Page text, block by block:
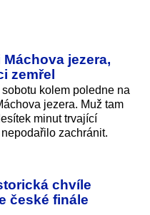
jezera,
zemřel
kolem poledne na
jezera. Muž tam
minut trvající
zachránit.
chvíle
české finále